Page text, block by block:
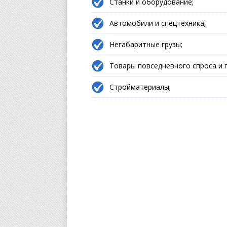
Автомобили и спецтехника;
Негабаритные грузы;
Товары повседневного спроса и
Стройматериалы;